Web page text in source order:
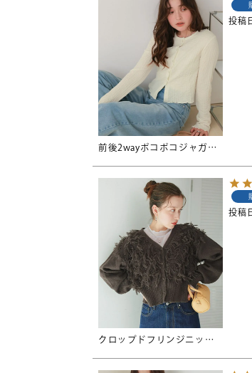
前後2wayポコポコジャガードトップス
投稿
クロップドフリンジニットカーディガン
投稿